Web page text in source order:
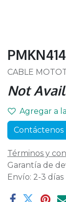
CABLE
Not
Agregar a
Contáctenos
Términos y
Garantía de
Envío: 2-3